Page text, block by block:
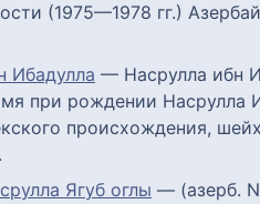
(1975—1978 гг.)
Ибадулла — Насрулла ибн
при рождении Насрулла
происхождения,
Ягуб оглы — (азерб.